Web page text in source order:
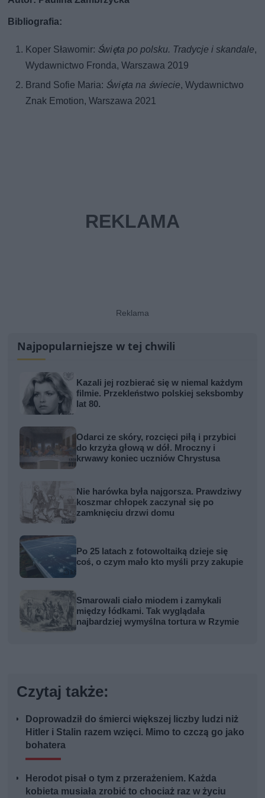
Bibliografia:
Koper Sławomir: Święta po polsku. Tradycje i skandale,
Wydawnictwo Fronda, Warszawa 2019
Brand Sofie Maria: Święta na świecie, Wydawnictwo
Znak Emotion, Warszawa 2021
Najpopularniejsze w tej chwili
Kazali jej rozbierać się w niemal każdym
filmie. Przekleństwo polskiej seksbomby
lat 80.
Odarci ze skóry, rozcięci piłą i przybici
do krzyża głową w dół. Mroczny i
krwawy koniec uczniów Chrystusa
Nie harówka była najgorsza. Prawdziwy
koszmar chłopek zaczynał się po
zamknięciu drzwi domu
Po 25 latach z fotowoltaiką dzieje się
coś, o czym mało kto myśli przy zakupie
Smarowali ciało miodem i zamykali
między łódkami. Tak wyglądała
najbardziej wymyślna tortura w Rzymie
Czytaj także:
Doprowadził do śmierci większej liczby ludzi niż
Hitler i Stalin razem wzięci. Mimo to czczą go jako
bohatera
Herodot pisał o tym z przerażeniem. Każda
kobieta musiała zrobić to chociaż raz w życiu